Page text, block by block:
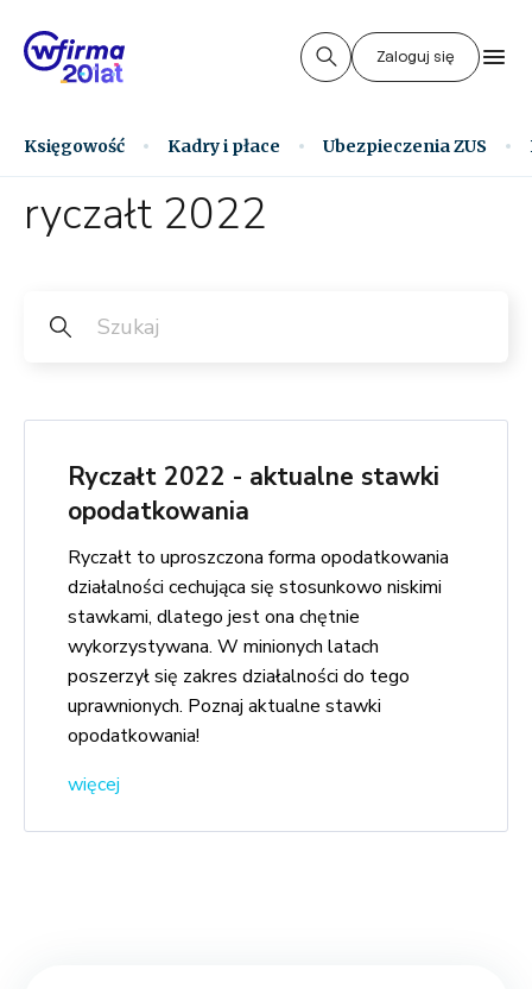
Zaloguj się
Księgowość Kadry i płace Ubezpieczenia ZUS
ryczałt 2022
Ryczałt 2022 - aktualne stawki
opodatkowania
Ryczałt to uproszczona forma opodatkowania
działalności cechująca się stosunkowo niskimi
stawkami, dlatego jest ona chętnie
wykorzystywana. W minionych latach
poszerzył się zakres działalności do tego
uprawnionych. Poznaj aktualne stawki
opodatkowania!
więcej